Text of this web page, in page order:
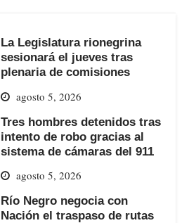
La Legislatura rionegrina
sesionará el jueves tras
plenaria de comisiones
agosto 5, 2026
Tres hombres detenidos tras
intento de robo gracias al
sistema de cámaras del 911
agosto 5, 2026
Río Negro negocia con
Nación el traspaso de rutas